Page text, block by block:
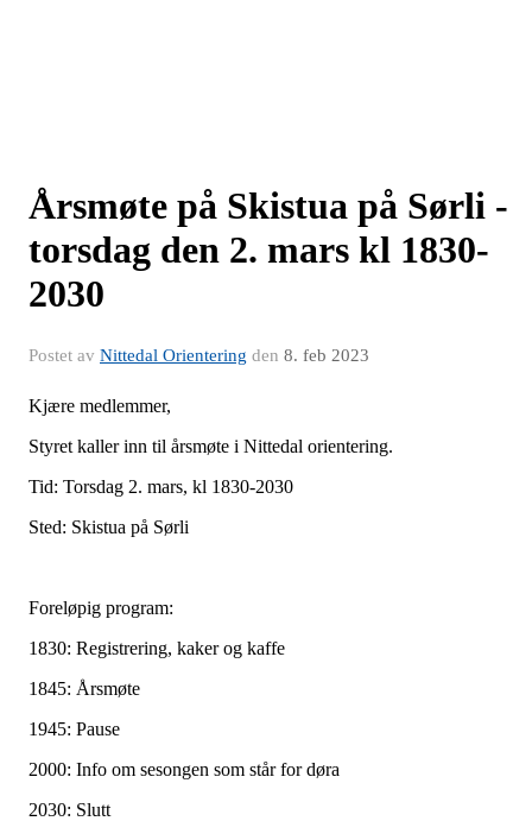
Årsmøte på Skistua på Sørli -
torsdag den 2. mars kl 1830-
2030
Postet av Nittedal Orientering den 8. feb 2023
Kjære medlemmer,
Styret kaller inn til årsmøte i Nittedal orientering.
Tid: Torsdag 2. mars, kl 1830-2030
Sted: Skistua på Sørli
Foreløpig program:
1830: Registrering, kaker og kaffe
1845: Årsmøte
1945: Pause
2000: Info om sesongen som står for døra
2030: Slutt